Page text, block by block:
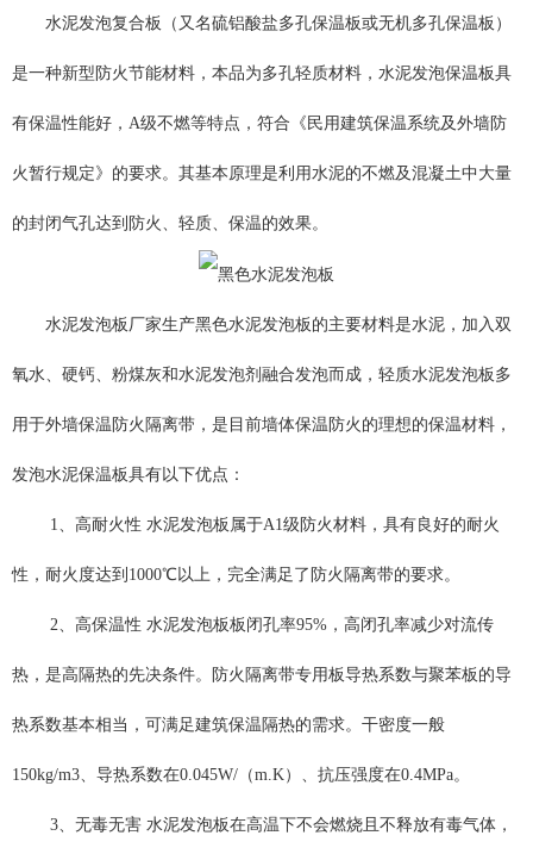
水泥发泡复合板（又名硫铝酸盐多孔保温板或无机多孔保温板）
是一种新型防火节能材料，本品为多孔轻质材料，水泥发泡保温板具
有保温性能好，A级不燃等特点，符合《民用建筑保温系统及外墙防
火暂行规定》的要求。其基本原理是利用水泥的不燃及混凝土中大量
的封闭气孔达到防火、轻质、保温的效果。
水泥发泡板厂家生产黑色水泥发泡板的主要材料是水泥，加入双
氧水、硬钙、粉煤灰和水泥发泡剂融合发泡而成，轻质水泥发泡板多
用于外墙保温防火隔离带，是目前墙体保温防火的理想的保温材料，
发泡水泥保温板具有以下优点：
1、高耐火性 水泥发泡板属于A1级防火材料，具有良好的耐火
性，耐火度达到1000℃以上，完全满足了防火隔离带的要求。
2、高保温性 水泥发泡板板闭孔率95%，高闭孔率减少对流传
热，是高隔热的先决条件。防火隔离带专用板导热系数与聚苯板的导
热系数基本相当，可满足建筑保温隔热的需求。干密度一般
150kg/m3、导热系数在0.045W/（m.K）、抗压强度在0.4MPa。
3、无毒无害 水泥发泡板在高温下不会燃烧且不释放有毒气体，